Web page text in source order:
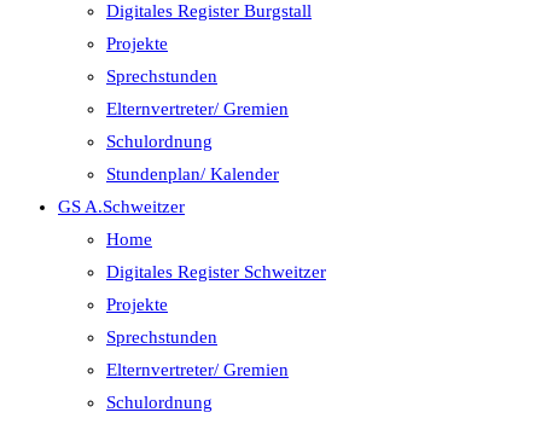
Digitales Register Burgstall
Projekte
Sprechstunden
Elternvertreter/ Gremien
Schulordnung
Stundenplan/ Kalender
GS A.Schweitzer
Home
Digitales Register Schweitzer
Projekte
Sprechstunden
Elternvertreter/ Gremien
Schulordnung